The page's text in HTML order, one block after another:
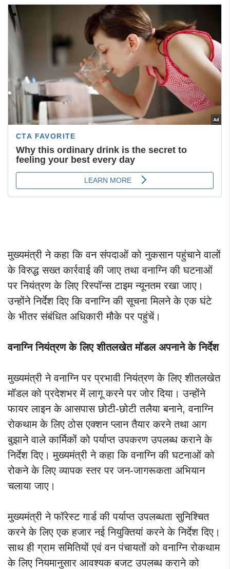
मुख्यमंत्री ने कहा कि वन संपदाओं को नुकसान पहुंचाने वालों
के विरुद्ध सख्त कार्रवाई की जाए तथा वनाग्नि की घटनाओं
पर नियंत्रण के लिए रिस्पॉन्स टाइम न्यूनतम रखा जाए।
उन्होंने निर्देश दिए कि वनाग्नि की सूचना मिलने के एक घंटे
के भीतर संबंधित अधिकारी मौके पर पहुंचें।
वनाग्नि नियंत्रण के लिए शीतलखेत मॉडल अपनाने के निर्देश
मुख्यमंत्री ने वनाग्नि पर प्रभावी नियंत्रण के लिए शीतलखेत
मॉडल को प्रदेशभर में लागू करने पर जोर दिया। उन्होंने
फायर लाइन के आसपास छोटी-छोटी तलैया बनाने, वनाग्नि
रोकथाम के लिए ठोस एक्शन प्लान तैयार करने तथा आग
बुझाने वाले कार्मिकों को पर्याप्त उपकरण उपलब्ध कराने के
निर्देश दिए। मुख्यमंत्री ने कहा कि वनाग्नि की घटनाओं को
रोकने के लिए व्यापक स्तर पर जन-जागरूकता अभियान
चलाया जाए।
मुख्यमंत्री ने फॉरेस्ट गार्ड की पर्याप्त उपलब्धता सुनिश्चित
करने के लिए एक हजार नई नियुक्तियां करने के निर्देश दिए।
साथ ही ग्राम समितियों एवं वन पंचायतों को वनाग्नि रोकथाम
के लिए नियमानुसार आवश्यक बजट उपलब्ध कराने को